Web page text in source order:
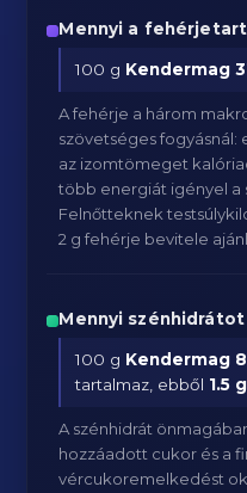
Mennyi a
100 g Kendermag
A fehérje a három
szövetséges
az izomtömeget
több energiát igényel a
Felnőtteknek
2 g fehérje bevitele
Mennyi
100 g Kendermag
tartalmaz, ebből 1.5
A szénhidrát
hozzáadott cukor és a
vércukoremelkedést